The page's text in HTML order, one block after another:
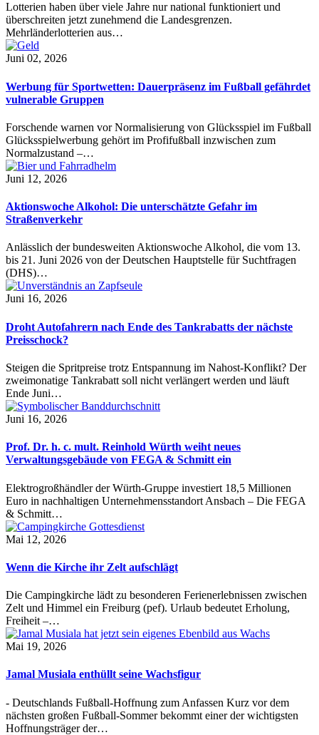
Lotterien haben über viele Jahre nur national funktioniert und
überschreiten jetzt zunehmend die Landesgrenzen.
Mehrländerlotterien aus…
Juni 02, 2026
Werbung für Sportwetten: Dauerpräsenz im Fußball gefährdet
vulnerable Gruppen
Forschende warnen vor Normalisierung von Glücksspiel im Fußball
Glücksspielwerbung gehört im Profifußball inzwischen zum
Normalzustand –…
Juni 12, 2026
Aktionswoche Alkohol: Die unterschätzte Gefahr im
Straßenverkehr
Anlässlich der bundesweiten Aktionswoche Alkohol, die vom 13.
bis 21. Juni 2026 von der Deutschen Hauptstelle für Suchtfragen
(DHS)…
Juni 16, 2026
Droht Autofahrern nach Ende des Tankrabatts der nächste
Preisschock?
Steigen die Spritpreise trotz Entspannung im Nahost-Konflikt? Der
zweimonatige Tankrabatt soll nicht verlängert werden und läuft
Ende Juni…
Juni 16, 2026
Prof. Dr. h. c. mult. Reinhold Würth weiht neues
Verwaltungsgebäude von FEGA & Schmitt ein
Elektrogroßhändler der Würth-Gruppe investiert 18,5 Millionen
Euro in nachhaltigen Unternehmensstandort Ansbach – Die FEGA
& Schmitt…
Mai 12, 2026
Wenn die Kirche ihr Zelt aufschlägt
Die Campingkirche lädt zu besonderen Ferienerlebnissen zwischen
Zelt und Himmel ein Freiburg (pef). Urlaub bedeutet Erholung,
Freiheit –…
Mai 19, 2026
Jamal Musiala enthüllt seine Wachsfigur
- Deutschlands Fußball-Hoffnung zum Anfassen Kurz vor dem
nächsten großen Fußball-Sommer bekommt einer der wichtigsten
Hoffnungsträger der…